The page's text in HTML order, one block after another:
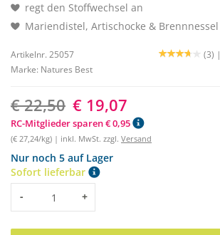
regt den Stoffwechsel an
Mariendistel, Artischocke & Brennnessel
Artikelnr. 25057 (3) |
Marke: Natures Best
€ 22,50 € 19,07
RC-Mitglieder sparen € 0,95
(€ 27,24/kg) | inkl. MwSt. zzgl. Versand
Nur noch 5 auf Lager
Sofort lieferbar
Menge
- +